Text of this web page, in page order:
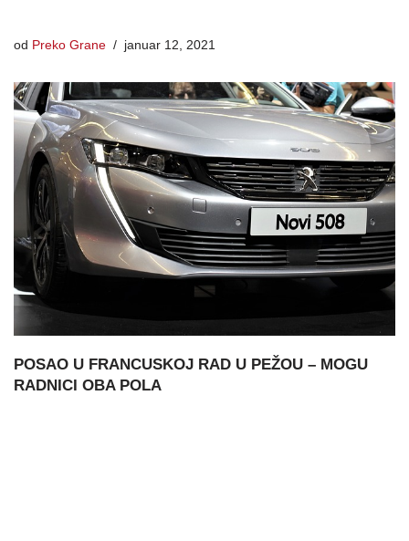
od Preko Grane januar 12, 2021
POSAO U FRANCUSKOJ RAD U PEŽOU – MOGU
RADNICI OBA POLA